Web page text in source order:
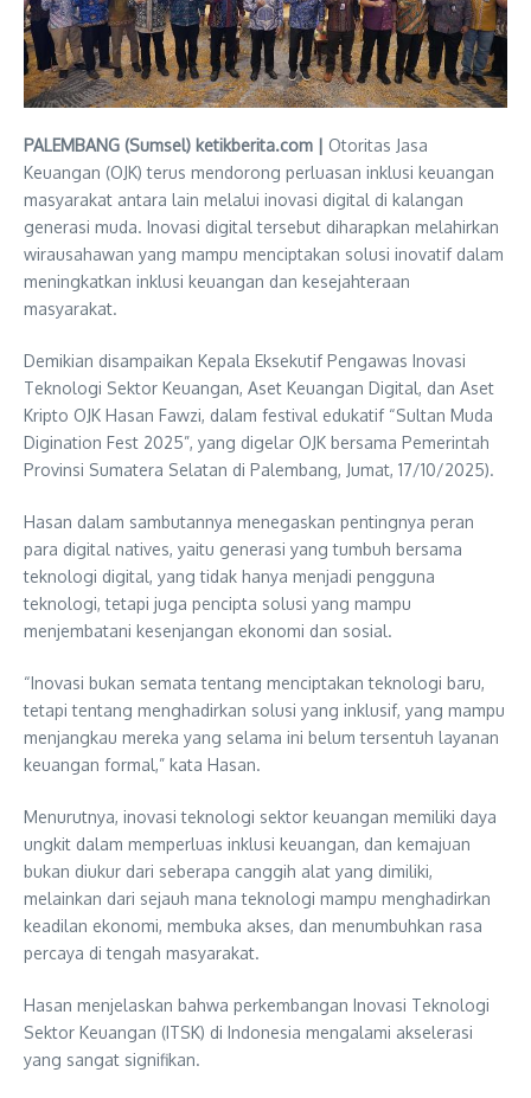
PALEMBANG (Sumsel) ketikberita.com | Otoritas Jasa
Keuangan (OJK) terus mendorong perluasan inklusi keuangan
masyarakat antara lain melalui inovasi digital di kalangan
generasi muda. Inovasi digital tersebut diharapkan melahirkan
wirausahawan yang mampu menciptakan solusi inovatif dalam
meningkatkan inklusi keuangan dan kesejahteraan
masyarakat.
Demikian disampaikan Kepala Eksekutif Pengawas Inovasi
Teknologi Sektor Keuangan, Aset Keuangan Digital, dan Aset
Kripto OJK Hasan Fawzi, dalam festival edukatif “Sultan Muda
Digination Fest 2025”, yang digelar OJK bersama Pemerintah
Provinsi Sumatera Selatan di Palembang, Jumat, 17/10/2025).
Hasan dalam sambutannya menegaskan pentingnya peran
para digital natives, yaitu generasi yang tumbuh bersama
teknologi digital, yang tidak hanya menjadi pengguna
teknologi, tetapi juga pencipta solusi yang mampu
menjembatani kesenjangan ekonomi dan sosial.
“Inovasi bukan semata tentang menciptakan teknologi baru,
tetapi tentang menghadirkan solusi yang inklusif, yang mampu
menjangkau mereka yang selama ini belum tersentuh layanan
keuangan formal,” kata Hasan.
Menurutnya, inovasi teknologi sektor keuangan memiliki daya
ungkit dalam memperluas inklusi keuangan, dan kemajuan
bukan diukur dari seberapa canggih alat yang dimiliki,
melainkan dari sejauh mana teknologi mampu menghadirkan
keadilan ekonomi, membuka akses, dan menumbuhkan rasa
percaya di tengah masyarakat.
Hasan menjelaskan bahwa perkembangan Inovasi Teknologi
Sektor Keuangan (ITSK) di Indonesia mengalami akselerasi
yang sangat signifikan.